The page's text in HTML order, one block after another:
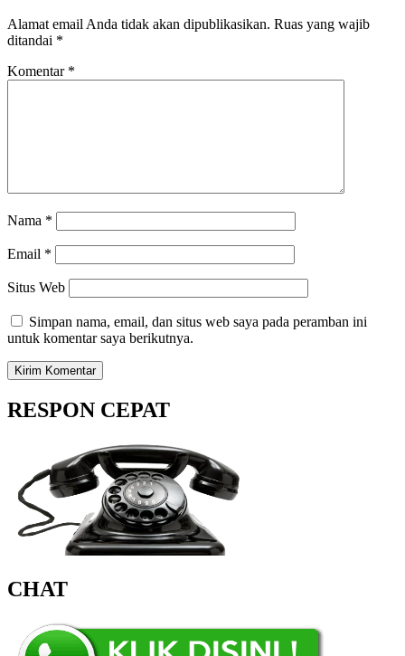
Alamat email Anda tidak akan dipublikasikan. Ruas yang wajib
ditandai *
Komentar *
Nama *
Email *
Situs Web
Simpan nama, email, dan situs web saya pada peramban ini
untuk komentar saya berikutnya.
RESPON CEPAT
CHAT